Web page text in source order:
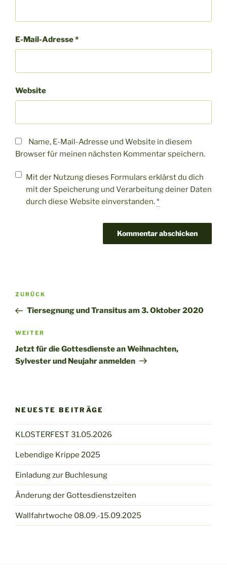
E-Mail-Adresse*
Website
Name, E-Mail-Adresse und Website in diesem
Browser für meinen nächsten Kommentar speichern.
Mit der Nutzung dieses Formulars erklärst du dich
mit der Speicherung und Verarbeitung deiner Daten
durch diese Website einverstanden.*
Beitragsnavigation
Vorheriger
Beitrag
ZURÜCK
Tiersegnung und Transitus am 3. Oktober 2020
Nächster
Beitrag
WEITER
Jetzt für die Gottesdienste an Weihnachten,
Sylvester und Neujahr anmelden
NEUESTE BEITRÄGE
KLOSTERFEST 31.05.2026
Lebendige Krippe 2025
Einladung zur Buchlesung
Änderung der Gottesdienstzeiten
Wallfahrtwoche 08.09.-15.09.2025